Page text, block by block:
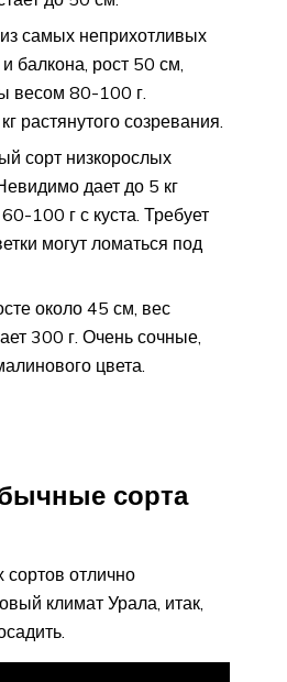
самых неприхотливых
балкона, рост 50 см,
весом 80-100 г.
растянутого созревания.
сорт низкорослых
дает до 5 кг
100 г с куста. Требует
могут ломаться под
около 45 см, вес
300 г. Очень сочные,
цвета.
сорта
сортов отлично
климат Урала, итак,